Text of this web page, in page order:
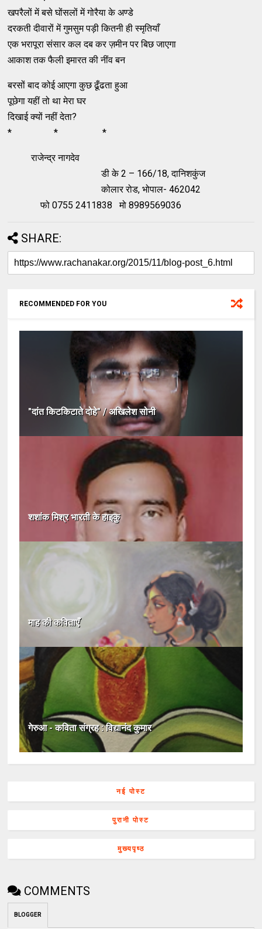
खपरैलों में बसे घोंसलों में गोरैया के अण्डे
दरकती दीवारों में गुमसुम पड़ी कितनी ही स्मृतियाँ
एक भरापूरा संसार कल दब कर ज़मीन पर बिछ जाएगा
आकाश तक फैली इमारत की नींव बन
बरसों बाद कोई आएगा कुछ ढूँढता हुआ
पूछेगा यहीं तो था मेरा घर
दिखाई क्यों नहीं देता?
* * *
राजेन्द्र नागदेव
डी के 2 – 166/18, दानिशकुंज
कोलार रोड, भोपाल- 462042
फो 0755 2411838 मो 8989569036
SHARE:
RECOMMENDED FOR YOU
"दांत किटकिटाते दोहे" / अखिलेश सोनी
शशांक मिश्र भारती के हाइकु
माह की कविताएँ
गेरुआ - कविता संग्रह : विद्यानंद कुमार
नई पोस्ट
पुरानी पोस्ट
मुख्यपृष्ठ
COMMENTS
BLOGGER